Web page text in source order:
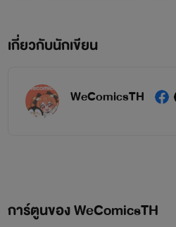
เกี่ยวกับนักเขียน
WeComicsTH
การ์ตูนของ WeComicsTH